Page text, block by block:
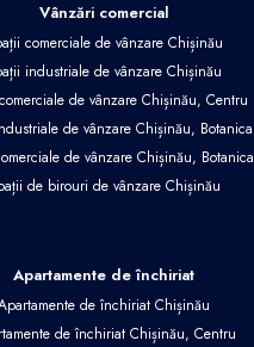
Vânzări comercial
comerciale de vânzare Chișinău
industriale de vânzare Chișinău
de vânzare Chișinău, Centru
de vânzare Chișinău, Botanica
de vânzare Chișinău, Botanica
de birouri de vânzare Chișinău
Apartamente de închiriat
de închiriat Chișinău
de închiriat Chișinău, Centru